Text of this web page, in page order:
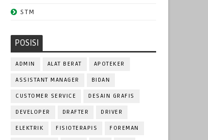
STM
POSISI
ADMIN ALAT BERAT APOTEKER
ASSISTANT MANAGER BIDAN
CUSTOMER SERVICE DESAIN GRAFIS
DEVELOPER DRAFTER DRIVER
ELEKTRIK FISIOTERAPIS FOREMAN